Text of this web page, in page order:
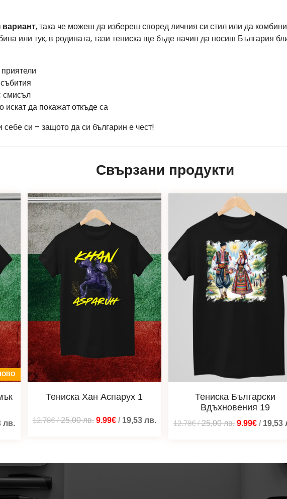
вариант, така че можеш да избереш според личния си стил или да
или тук, в родината, тази тениска ще бъде начин да носиш България
смисъл
да покажат откъде са
себе си – защото да си българин е чест!
Свързани продукти
лв.
Тениска Хан Аспарух 1
12.78€/25,00лв. 9.99€/ 19,53 лв.
Тениска Български
Вдъхновения 19
12.78€/25,00лв. 9.99€ / 19,53